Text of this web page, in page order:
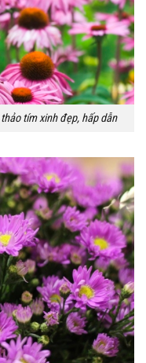
tím xinh đẹp, hấp dẫn